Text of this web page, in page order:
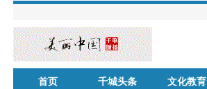
首页 千城头条 文化教育